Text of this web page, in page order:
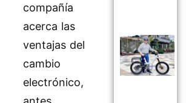
compañía
acerca las
ventajas del
cambio
electrónico,